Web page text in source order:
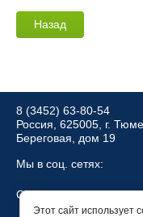
Назад
8 (3452) 63-80-54
Россия, 625005, г.
Береговая, дом 19
Мы в соц. сетях:
Создание,разработка
Этот сайт использует